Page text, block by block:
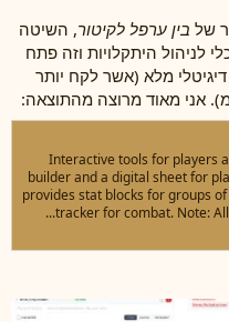
של בין ערפל לקיטור, השיטה
התחלתי מכלי לניהול היתקלויות וזה פתח
מלא (אשר לקח יותר
אני מאוד מרוצה מהתוצאה:
Interactive tools for players
builder and a digital sheet for
provides stat blocks for groups
tracker for combat. Note: All